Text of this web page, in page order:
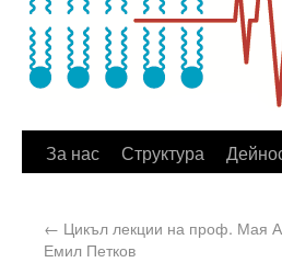
За нас Структура
← Цикъл лекции на проф. Мая
Емил Петков